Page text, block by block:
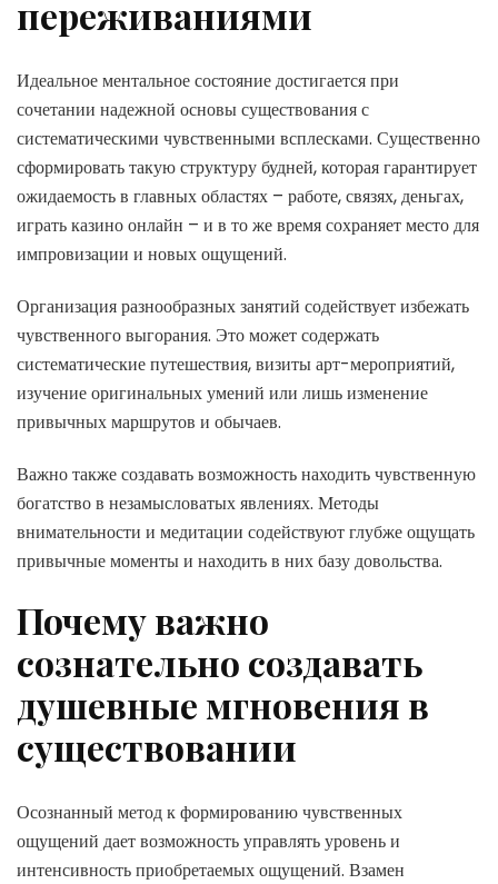
переживаниями
Идеальное ментальное состояние достигается при
сочетании надежной основы существования с
систематическими чувственными всплесками. Существенно
сформировать такую структуру будней, которая гарантирует
ожидаемость в главных областях – работе, связях, деньгах,
играть казино онлайн – и в то же время сохраняет место для
импровизации и новых ощущений.
Организация разнообразных занятий содействует избежать
чувственного выгорания. Это может содержать
систематические путешествия, визиты арт-мероприятий,
изучение оригинальных умений или лишь изменение
привычных маршрутов и обычаев.
Важно также создавать возможность находить чувственную
богатство в незамысловатых явлениях. Методы
внимательности и медитации содействуют глубже ощущать
привычные моменты и находить в них базу довольства.
Почему важно
сознательно создавать
душевные мгновения в
существовании
Осознанный метод к формированию чувственных
ощущений дает возможность управлять уровень и
интенсивность приобретаемых ощущений. Взамен